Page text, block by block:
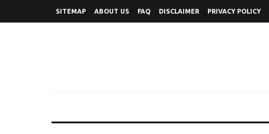
SITEMAP ABOUT US FAQ DISCLAIMER PRIVACY POLICY